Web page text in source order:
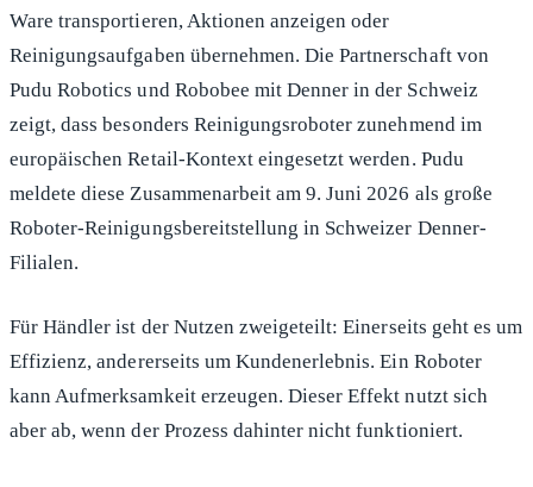
Ware transportieren, Aktionen anzeigen oder
Reinigungsaufgaben übernehmen. Die Partnerschaft von
Pudu Robotics und Robobee mit Denner in der Schweiz
zeigt, dass besonders Reinigungsroboter zunehmend im
europäischen Retail-Kontext eingesetzt werden. Pudu
meldete diese Zusammenarbeit am 9. Juni 2026 als große
Roboter-Reinigungsbereitstellung in Schweizer Denner-
Filialen.
Für Händler ist der Nutzen zweigeteilt: Einerseits geht es um
Effizienz, andererseits um Kundenerlebnis. Ein Roboter
kann Aufmerksamkeit erzeugen. Dieser Effekt nutzt sich
aber ab, wenn der Prozess dahinter nicht funktioniert.